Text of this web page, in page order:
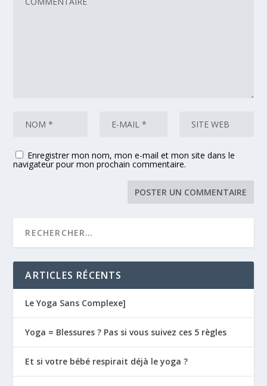
Enregistrer mon nom, mon e-mail et mon site dans le
navigateur pour mon prochain commentaire.
ARTICLES RÉCENTS
Le Yoga Sans Complexe]
Yoga = Blessures ? Pas si vous suivez ces 5 règles
Et si votre bébé respirait déjà le yoga ?